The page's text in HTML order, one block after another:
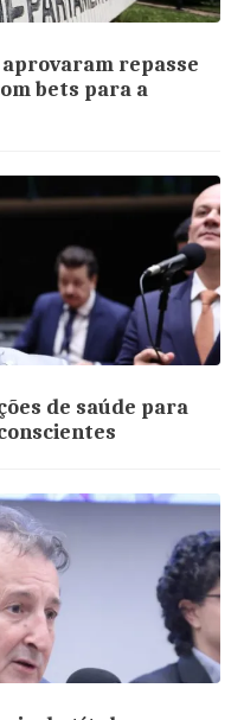
repasse
bets para a
de saúde para